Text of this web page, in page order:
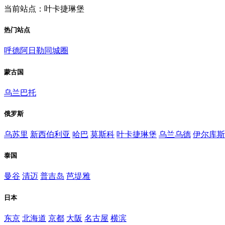
当前站点：叶卡捷琳堡
热门站点
呼德阿日勒同城圈
蒙古国
乌兰巴托
俄罗斯
乌苏里 新西伯利亚 哈巴 莫斯科 叶卡捷琳堡 乌兰乌德 伊尔库
泰国
曼谷 清迈 普吉岛 芭堤雅
日本
东京 北海道 京都 大阪 名古屋 横滨